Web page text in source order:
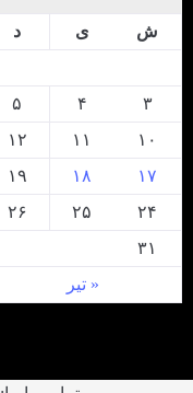
ش ی د
« تیر
۳
۴ ۵
۱۰
۱۱ ۱۲
۱۷
۱۸ ۱۹
۲۴
۲۵ ۲۶
۳۱